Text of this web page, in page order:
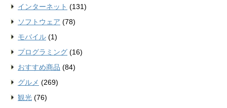
インターネット (131)
ソフトウェア (78)
モバイル (1)
プログラミング (16)
おすすめ商品 (84)
グルメ (269)
観光 (76)